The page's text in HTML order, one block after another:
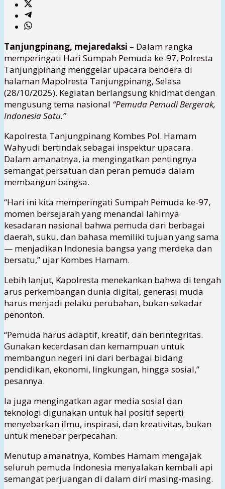
Tanjungpinang, mejaredaksi – Dalam rangka
memperingati Hari Sumpah Pemuda ke-97, Polresta
Tanjungpinang menggelar upacara bendera di
halaman Mapolresta Tanjungpinang, Selasa
(28/10/2025). Kegiatan berlangsung khidmat dengan
mengusung tema nasional “Pemuda Pemudi Bergerak,
Indonesia Satu.”
Kapolresta Tanjungpinang Kombes Pol. Hamam
Wahyudi bertindak sebagai inspektur upacara.
Dalam amanatnya, ia mengingatkan pentingnya
semangat persatuan dan peran pemuda dalam
membangun bangsa.
“Hari ini kita memperingati Sumpah Pemuda ke-97,
momen bersejarah yang menandai lahirnya
kesadaran nasional bahwa pemuda dari berbagai
daerah, suku, dan bahasa memiliki tujuan yang sama
— menjadikan Indonesia bangsa yang merdeka dan
bersatu,” ujar Kombes Hamam.
Lebih lanjut, Kapolresta menekankan bahwa di tengah
arus perkembangan dunia digital, generasi muda
harus menjadi pelaku perubahan, bukan sekadar
penonton.
“Pemuda harus adaptif, kreatif, dan berintegritas.
Gunakan kecerdasan dan kemampuan untuk
membangun negeri ini dari berbagai bidang
pendidikan, ekonomi, lingkungan, hingga sosial,”
pesannya.
Ia juga mengingatkan agar media sosial dan
teknologi digunakan untuk hal positif seperti
menyebarkan ilmu, inspirasi, dan kreativitas, bukan
untuk menebar perpecahan.
Menutup amanatnya, Kombes Hamam mengajak
seluruh pemuda Indonesia menyalakan kembali api
semangat perjuangan di dalam diri masing-masing.